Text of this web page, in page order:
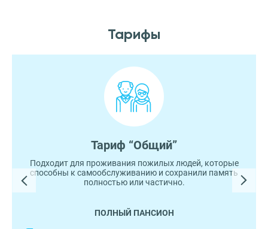
Тарифы
Тариф “Общий”
Подходит для проживания пожилых людей, которые
способны к самообслуживанию и сохранили память
полностью или частично.
ПОЛНЫЙ ПАНСИОН